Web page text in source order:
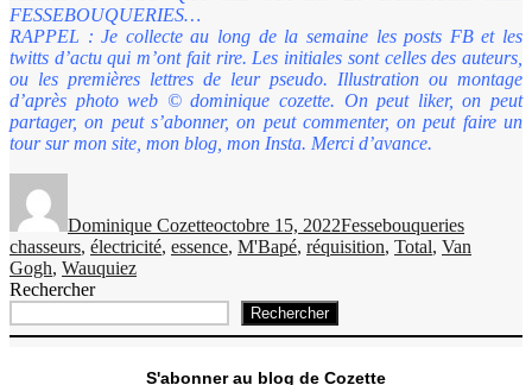
FESSEBOUQUERIES…
RAPPEL : Je collecte au long de la semaine les posts FB et les
twitts d’actu qui m’ont fait rire. Les initiales sont celles des auteurs,
ou les premières lettres de leur pseudo. Illustration ou montage
d’après photo web © dominique cozette. On peut liker, on peut
partager, on peut s’abonner, on peut commenter, on peut faire un
tour sur mon site, mon blog, mon Insta. Merci d’avance.
Dominique Cozetteoctobre 15, 2022Fessebouqueries
chasseurs, électricité, essence, M'Bapé, réquisition, Total, Van
Gogh, Wauquiez
Rechercher
Rechercher
S'abonner au blog de Cozette